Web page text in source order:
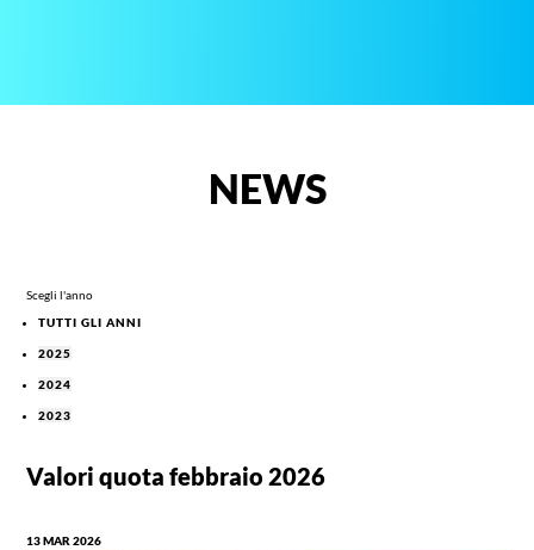
NEWS
Scegli l'anno
TUTTI GLI ANNI
2025
2024
2023
Valori quota febbraio 2026
13 MAR 2026